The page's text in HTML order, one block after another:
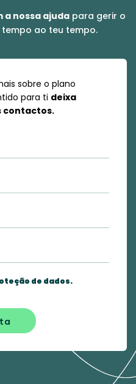
a nossa ajuda para gerir o
ao teu tempo.
sobre o plano
para ti deixa
contactos.
de dados.